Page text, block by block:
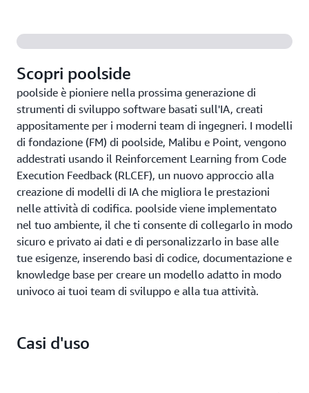
artificiale che comprende il contesto del tuo
progetto e prevede con precisione ciò di cui avrai
successivamente bisogno.
Scopri poolside
poolside è pioniere nella prossima generazione di
strumenti di sviluppo software basati sull'IA, creati
appositamente per i moderni team di ingegneri. I modelli
di fondazione (FM) di poolside, Malibu e Point, vengono
addestrati usando il Reinforcement Learning from Code
Execution Feedback (RLCEF), un nuovo approccio alla
creazione di modelli di IA che migliora le prestazioni
nelle attività di codifica. poolside viene implementato
nel tuo ambiente, il che ti consente di collegarlo in modo
sicuro e privato ai dati e di personalizzarlo in base alle
tue esigenze, inserendo basi di codice, documentazione e
knowledge base per creare un modello adatto in modo
univoco ai tuoi team di sviluppo e alla tua attività.
Casi d'uso